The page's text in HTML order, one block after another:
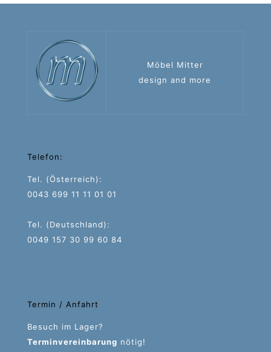
Möbel Mitter
design and more
Telefon:
Tel. (Österreich):
0043 699 11 11 01 01
Tel. (Deutschland):
0049 157 30 99 60 84
Termin / Anfahrt
Besuch im Lager?
Terminvereinbarung nötig!